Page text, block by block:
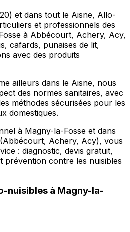
et dans tout le Aisne, Allo-
et professionnels des
à Abbécourt, Achery, Acy,
cafards, punaises de lit,
avec des produits
ailleurs dans le Aisne, nous
des normes sanitaires, avec
méthodes sécurisées pour les
domestiques.
à Magny-la-Fosse et dans
Achery, Acy), vous
: diagnostic, devis gratuit,
prévention contre les nuisibles
nuisibles à Magny-la-